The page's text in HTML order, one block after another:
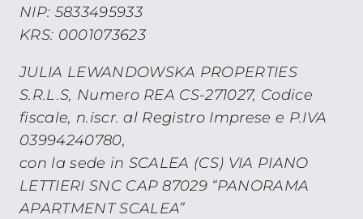
NIP: 5833495933
KRS: 0001073623
JULIA LEWANDOWSKA PROPERTIES
S.R.L.S, Numero REA CS-271027, Codice
fiscale, n.iscr. al Registro Imprese e P.IVA
03994240780,
con la sede in SCALEA (CS) VIA PIANO
LETTIERI SNC CAP 87029 “PANORAMA
APARTMENT SCALEA”